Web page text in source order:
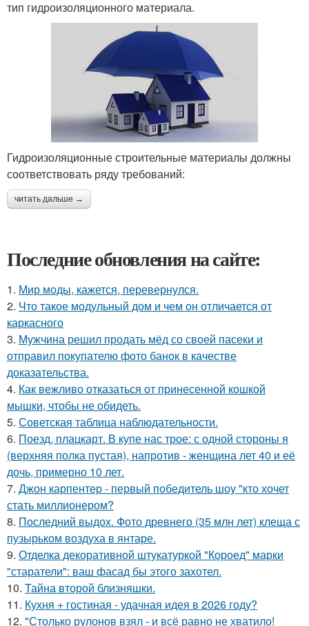
тип гидроизоляционного материала.
Гидроизоляционные строительные материалы должны
соответствовать ряду требований:
читать дальше →
Последние обновления на сайте:
1. Мир моды, кажется, перевернулся.
2. Что такое модульный дом и чем он отличается от
каркасного
3. Мужчина решил продать мёд со своей пасеки и
отправил покупателю фото банок в качестве
доказательства.
4. Как вежливо отказаться от принесенной кошкой
мышки, чтобы не обидеть.
5. Советская таблица наблюдательности.
6. Поезд, плацкарт. В купе нас трое: с одной стороны я
(верхняя полка пустая), напротив - женщина лет 40 и её
дочь, примерно 10 лет.
7. Джон карпентер - первый победитель шоу "кто хочет
стать миллионером?
8. Последний выдох. Фото древнего (35 млн лет) клеща с
пузырьком воздуха в янтаре.
9. Отделка декоративной штукатуркой "Короед" марки
"старатели": ваш фасад бы этого захотел.
10. Тайна второй близняшки.
11. Кухня + гостиная - удачная идея в 2026 году?
12. "Столько рулонов взял - и всё равно не хватило!